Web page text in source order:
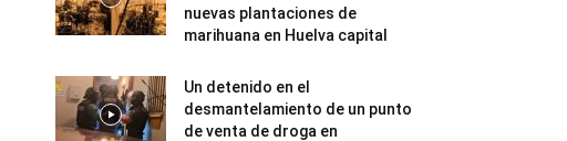
nuevas plantaciones de
marihuana en Huelva capital
Un detenido en el
desmantelamiento de un punto
de venta de droga en